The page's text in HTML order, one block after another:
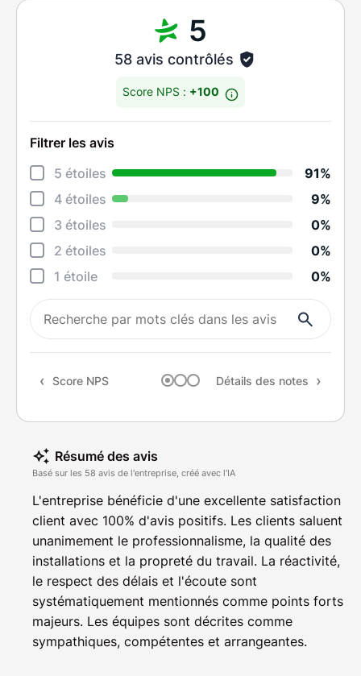
5
58 avis contrôlés
Score NPS : +100
Filtrer les avis
5 étoiles
91%
4 étoiles
9%
3 étoiles
0%
2 étoiles
0%
1 étoile
0%
Score NPS Détails des notes
Résumé des avis
Basé sur les 58 avis de l'entreprise, créé avec l'IA
L'entreprise bénéficie d'une excellente satisfaction
client avec 100% d'avis positifs. Les clients saluent
unanimement le professionnalisme, la qualité des
installations et la propreté du travail. La réactivité,
le respect des délais et l'écoute sont
systématiquement mentionnés comme points forts
majeurs. Les équipes sont décrites comme
sympathiques, compétentes et arrangeantes.